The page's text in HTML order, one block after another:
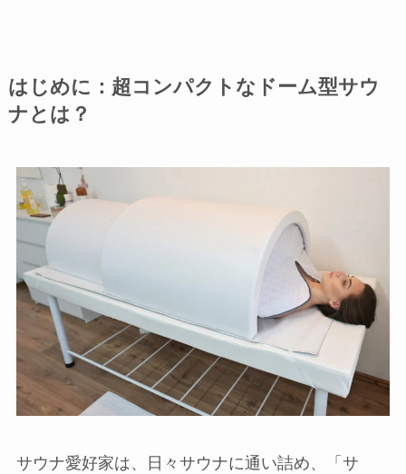
はじめに：超コンパクトなドーム型サウ
ナとは？
サウナ愛好家は、日々サウナに通い詰め、「サ